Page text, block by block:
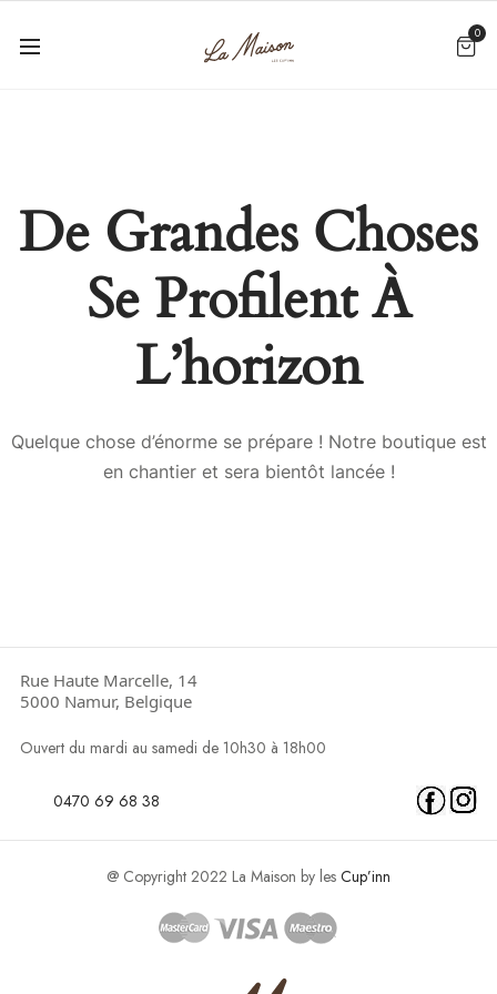
0
De Grandes Choses
Se Profilent À
L’horizon
Quelque chose d’énorme se prépare ! Notre boutique est
en chantier et sera bientôt lancée !
Rue Haute Marcelle, 14
5000 Namur, Belgique
Ouvert du mardi au samedi de 10h30 à 18h00
0470 69 68 38
@ Copyright 2022 La Maison by les Cup’inn